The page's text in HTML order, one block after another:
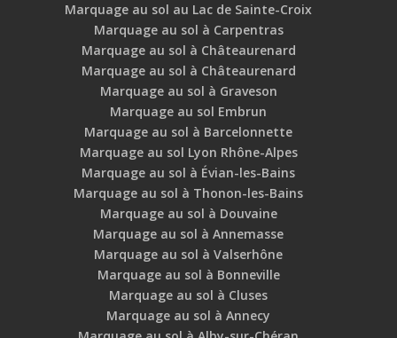
Marquage au sol au Lac de Sainte-Croix
Marquage au sol à Carpentras
Marquage au sol à Châteaurenard
Marquage au sol à Châteaurenard
Marquage au sol à Graveson
Marquage au sol Embrun
Marquage au sol à Barcelonnette
Marquage au sol Lyon Rhône-Alpes
Marquage au sol à Évian-les-Bains
Marquage au sol à Thonon-les-Bains
Marquage au sol à Douvaine
Marquage au sol à Annemasse
Marquage au sol à Valserhône
Marquage au sol à Bonneville
Marquage au sol à Cluses
Marquage au sol à Annecy